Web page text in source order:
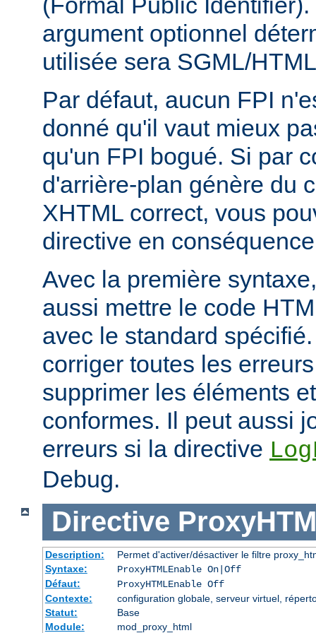
argument optionnel
utilisée sera SGML/
Par défaut, aucun FPI
donné qu'il vaut mieux
qu'un FPI bogué. Si par
d'arrière-plan génère du
XHTML correct, vous
directive en
Avec la première
aussi mettre le code
avec le standard
corriger toutes les
supprimer les éléments
conformes. Il peut aussi
erreurs si la directive
Debug.
Directive
Description:
Permet d'activer/désactiver le filtre
Syntaxe:
ProxyHTMLEnable On|Off
Défaut:
ProxyHTMLEnable Off
Contexte:
configuration globale, serveur virtuel,
Statut:
Base
Module:
mod_proxy_html